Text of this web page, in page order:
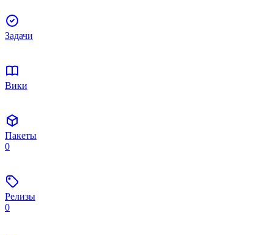
Задачи
Вики
Пакеты
0
Релизы
0